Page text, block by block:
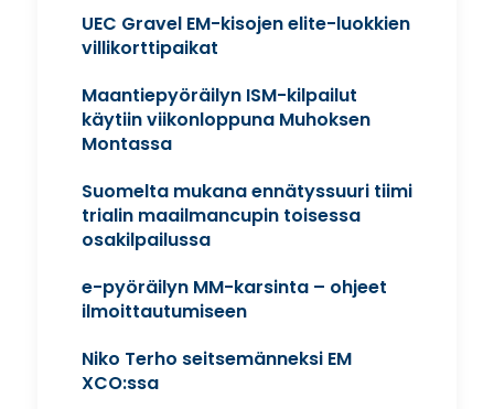
UEC Gravel EM-kisojen elite-luokkien
villikorttipaikat
Maantiepyöräilyn ISM-kilpailut
käytiin viikonloppuna Muhoksen
Montassa
Suomelta mukana ennätyssuuri tiimi
trialin maailmancupin toisessa
osakilpailussa
e-pyöräilyn MM-karsinta – ohjeet
ilmoittautumiseen
Niko Terho seitsemänneksi EM
XCO:ssa